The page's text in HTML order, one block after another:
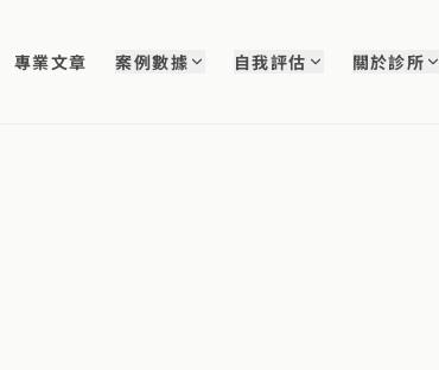
專業文章 案例數據 自我評估 關於診所